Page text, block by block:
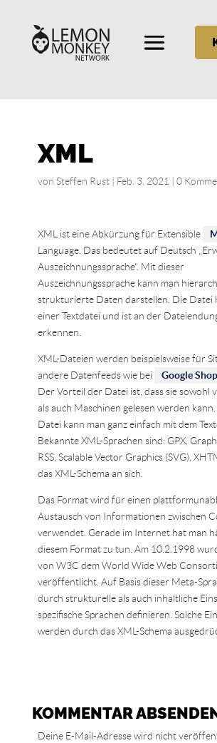
XML
von Steffen Rust| Feb. 3, 2021 0
XML ist eine Abkürzung für Extensible
Language. Das bedeutet auf Deutsch
Auszeichnungssprache“. Mit dieser
Auszeichnungssprache kann man
strukturierte Daten darstellen. Die Datei
einer Textdatei und ist an der
erkennen.
XML-Dateien werden beispielsweise für
andere Datenfeeds wie bei
Google
Der Vorteil der Datei ist, dass sie sowohl
als auch Maschinen gelesen werden kann.
Datei kann man ganz einfach mit dem
Bekannte XML-Sprachen sind: GPX,
RSS, Scalable Vector Graphics (SVG),
das XML-Schema an sich.
Das Format wird für einen
Austausch von Informationen zwischen
verwendet. Gerade im Internet hat man
diesem Format zu tun. Am 10.2.1998
von W3C dem World Wide Web
veröffentlicht. Auf Basis dieser Meta-
durch strukturelle als auch inhaltliche
spezifische Sprachen definieren. Solche
werden durch das XML-Schema
KOMMENTAR
Deine E-Mail-Adresse wird nicht